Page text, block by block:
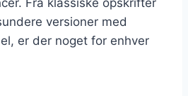
versioner med
er der noget for enhver